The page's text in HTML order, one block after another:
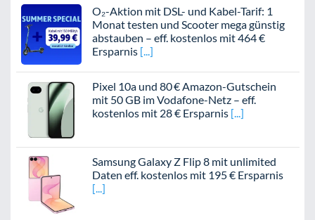
O₂-Aktion mit DSL- und Kabel-Tarif: 1
Monat testen und Scooter mega günstig
abstauben – eff. kostenlos mit 464 €
Ersparnis
Pixel 10a und 80 € Amazon-Gutschein
mit 50 GB im Vodafone-Netz – eff.
kostenlos mit 28 € Ersparnis
Samsung Galaxy Z Flip 8 mit unlimited
Daten eff. kostenlos mit 195 € Ersparnis